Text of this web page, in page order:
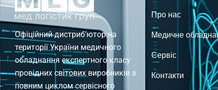
Офіційний дистриб’ютор на
території України медичного
обладнання експертного класу
провідних світових виробників з
повним циклом сервісного
Про нас
Медичне
Сервіс
Контакти